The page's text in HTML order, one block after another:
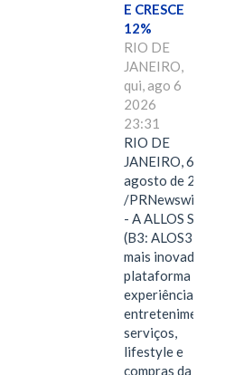
E CRESCE
12%
RIO DE
JANEIRO,
qui, ago 6
2026
23:31
RIO DE
JANEIRO, 6 de
agosto de 2026
/PRNewswire/ -
- A ALLOS S.A.
(B3: ALOS3), a
mais inovadora
plataforma de
experiências,
entretenimento,
serviços,
lifestyle e
compras da